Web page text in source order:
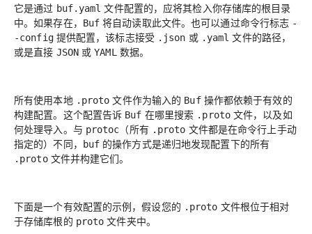
它是通过 buf.yaml 文件配置的，应将其检入你存储库的根目录
中。如果存在，
Buf 将自动读取此文件。也可以通过命令行标志 -
-config提供配置，该标志接受 .json 或 .yaml 文件的路径，
或是直接 JSON或YAML 数据。
所有使用本地 .proto 文件作为输入的 Buf操作都依赖于有效的
构建配置。这个配置告诉 Buf 在哪里搜索 .proto文件，以及如
何处理导入。与 protoc （所有 .proto 文件都是在命令行上手动
指定的）不同，
buf 的操作方式是递归地发现配置下的所有
.proto文件并构建它们。
下面是一个有效配置的示例，假设您的 .proto 文件根位于相对
于存储库根的 proto 文件夹中。